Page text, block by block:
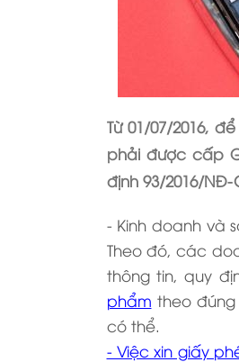
Từ 01/07/2016,
phải được cấp
định 93/2016/
- Kinh doanh và
Theo đó, các
thông tin, quy
phẩm theo
có thể.
- Việc xin giấy